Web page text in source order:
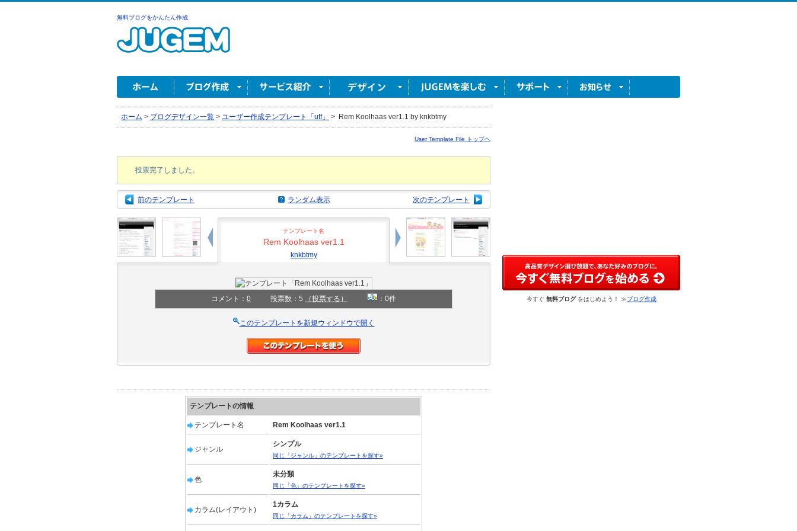
無料ブログをかんたん作成
ホーム > ブログデザイン一覧 > ユーザー作成テンプレート「utf」 > Rem Koolhaas ver1.1 by knkbtmy
User Template File トップヘ
投票完了しました。
前のテンプレート 次のテンプレート
ランダム表示
テンプレート名
Rem Koolhaas ver1.1
knkbtmy
コメント： 0 投票数：5 （投票する） ：0件
このテンプレートを新規ウィンドウで開く
テンプレートの情報
テンプレート名 Rem Koolhaas ver1.1
ジャンル
シンプル
同じ「ジャンル」のテンプレートを探す»
色
未分類
同じ「色」のテンプレートを探す»
カラム(レイアウト)
1カラム
同じ「カラム」のテンプレートを探す»
今すぐ 無料ブログをはじめよう！ ≫ブログ作成